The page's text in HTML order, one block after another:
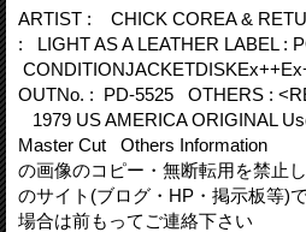
ARTIST : CHICK COREA &
: LIGHT AS A LEATHER LABEL :
OUTNo. : PD-5525 OTHERS :
1979 US AMERICA ORIGINAL
Master Cut Others
の画像のコピー・無断転用を禁止
のサイト(ブログ・HP・掲示板等)
場合は前もってご連絡下さい